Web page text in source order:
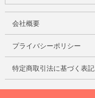
会社概要
プライバシーポリシー
特定商取引法に基づく表記